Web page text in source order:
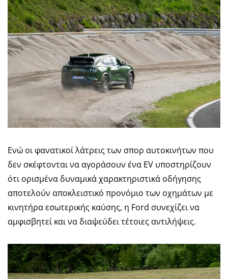
Ενώ οι φανατικοί λάτρεις των σπορ αυτοκινήτων που
δεν σκέφτονται να αγοράσουν ένα EV υποστηρίζουν
ότι ορισμένα δυναμικά χαρακτηριστικά οδήγησης
αποτελούν αποκλειστικό προνόμιο των οχημάτων με
κινητήρα εσωτερικής καύσης, η Ford συνεχίζει να
αμφισβητεί και να διαψεύδει τέτοιες αντιλήψεις.